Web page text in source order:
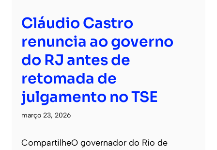
Cláudio Castro
renuncia ao governo
do RJ antes de
retomada de
julgamento no TSE
março 23, 2026
CompartilheO governador do Rio de